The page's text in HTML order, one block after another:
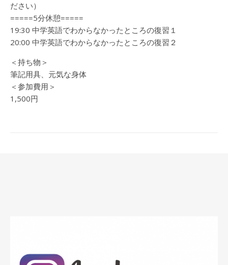
ださい）
=====5分休憩=====
19:30 中学英語でわからなかったところの復習１
20:00 中学英語でわからなかったところの復習２
＜持ち物＞
筆記用具、元気な身体
＜参加費用＞
1,500円